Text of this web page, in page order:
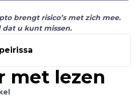
brengt risico’s met zich mee.
dat u kunt missen.
met lezen